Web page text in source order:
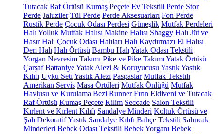
Tutacak Raf Örtüsü Kumaş Peçete Ev Tekstili Perde Stor
Perde Jaluziler Tül Perde Perde Aksesuarları Fon Perde
Rustik Perde Çocuk Odası Perdesi Güneşlik Mutfak Perdeleri
Halı Yolluk Mutfak Halısı Makine Halısı Shaggy Halı Jüt ve
Hasır Halı Çocuk Odası Halıları Halı Kaydırmazı El Halısı
Deri Halı Halı Örtüsü Bambu Halı Yatak Odası Tekstili
Yorgan Nevresim Takımı Pike ve Pike Takımı Yatak Örtüsü
Çarşaf BattaniyeYatak Alezi & Koruyucusu YastıkYastık
Kılıfı Uyku Seti Yastık Alezi Paspaslar Mutfak Tekstili
Amerikan Servis Masa Örtüleri Mutfak Önlüğü Mutfak
Havlusu ve Kurulama Bezi Runner Fırın Eldiveni ve Tutacak
Raf Örtüsü Kumaş Peçete Kilim Seccade Salon Tekstili
Kırlent ve Kırlent Kılıfı Sandalye Minderi Koltuk Örtüsü ve
Şalı Dekoratif Yastık Sandalye Kılıfı Bahçe Tekstili Salıncak
Minderleri Bebek Odası Tekstili Bebek Yorganı Bebek